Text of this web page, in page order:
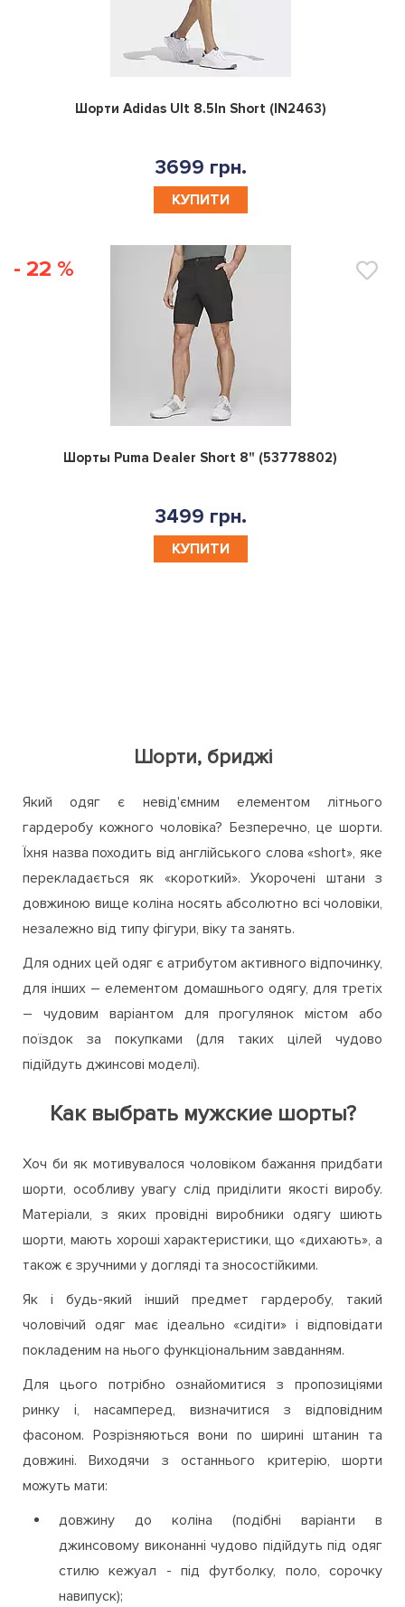
0
Шорти Adidas Ult 8.5In Short (IN2463)
3699 грн.
КУПИТИ
- 22 %
0
Шорты Puma Dealer Short 8" (53778802)
3499 грн.
КУПИТИ
Шорти, бриджі
Який одяг є невід'ємним елементом літнього
гардеробу кожного чоловіка? Безперечно, це шорти.
Їхня назва походить від англійського слова «short», яке
перекладається як «короткий». Укорочені штани з
довжиною вище коліна носять абсолютно всі чоловіки,
незалежно від типу фігури, віку та занять.
Для одних цей одяг є атрибутом активного відпочинку,
для інших – елементом домашнього одягу, для третіх
– чудовим варіантом для прогулянок містом або
поїздок за покупками (для таких цілей чудово
підійдуть джинсові моделі).
Как выбрать мужские шорты?
Хоч би як мотивувалося чоловіком бажання придбати
шорти, особливу увагу слід приділити якості виробу.
Матеріали, з яких провідні виробники одягу шиють
шорти, мають хороші характеристики, що «дихають», а
також є зручними у догляді та зносостійкими.
Як і будь-який інший предмет гардеробу, такий
чоловічий одяг має ідеально «сидіти» і відповідати
покладеним на нього функціональним завданням.
Для цього потрібно ознайомитися з пропозиціями
ринку і, насамперед, визначитися з відповідним
фасоном. Розрізняються вони по ширині штанин та
довжині. Виходячи з останнього критерію, шорти
можуть мати:
довжину до коліна (подібні варіанти в
джинсовому виконанні чудово підійдуть під одяг
стилю кежуал - під футболку, поло, сорочку
навипуск);